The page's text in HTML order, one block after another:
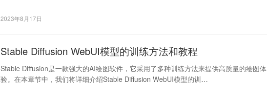
2023年8月17日
Stable Diffusion WebUI模型的训练方法和教程
Stable Diffusion是一款强大的AI绘图软件，它采用了多种训练方法来提供高质量的绘图体
验。在本章节中，我们将详细介绍Stable Diffusion WebUI模型的训…